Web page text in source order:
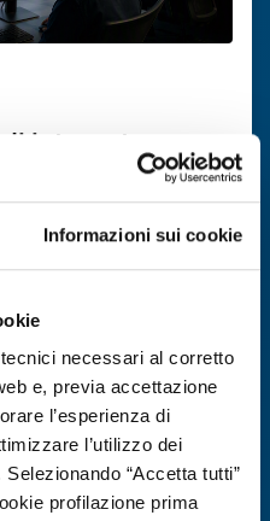
Informazioni sui cookie
necessari al corretto
e, previa accettazione
l’esperienza di
l’utilizzo dei
“Accetta tutti”
profilazione prima
integrate per
di asset da
2026